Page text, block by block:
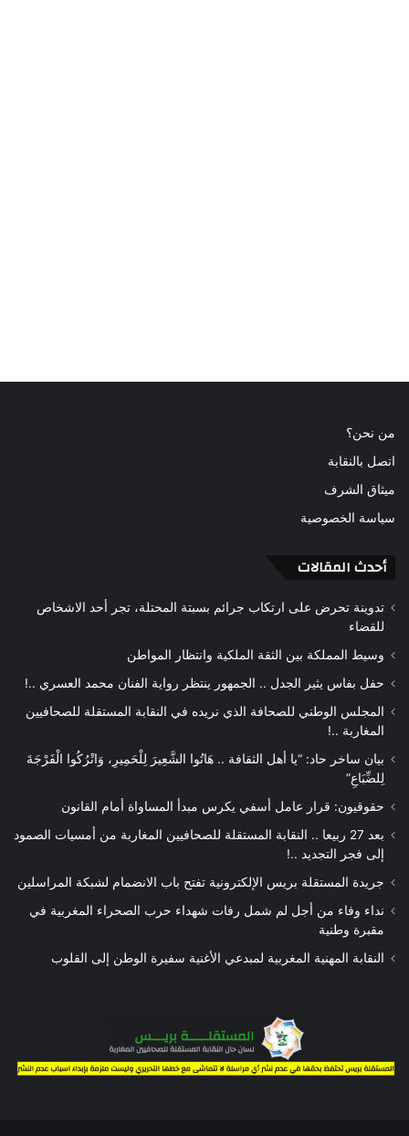
من نحن؟
اتصل بالنقابة
ميثاق الشرف
سياسة الخصوصية
أحدث المقالات
تدوينة تحرض على ارتكاب جرائم بسبتة المحتلة، تجر أحد الاشخاص
للقضاء
وسيط المملكة بين الثقة الملكية وانتظار المواطن
حفل بفاس يثير الجدل .. الجمهور ينتظر رواية الفنان محمد العسري ..!
المجلس الوطني للصحافة الذي نريده في النقابة المستقلة للصحافيين
المغاربة ..!
بيان ساخر حاد: “يا أهل الثقافة .. هَاتُوا الشَّعِيرَ لِلْحَمِيرِ، وَاتْرُكُوا الْفَرْجَةَ
لِلضِّبَاعِ”
حقوقيون: قرار عامل أسفي يكرس مبدأ المساواة أمام القانون
بعد 27 ربيعا .. النقابة المستقلة للصحافيين المغاربة من أمسيات الصمود
إلى فجر التجديد ..!
جريدة المستقلة بريس الإلكترونية تفتح باب الانضمام لشبكة المراسلين
نداء وفاء من أجل لم شمل رفات شهداء حرب الصحراء المغربية في
مقبرة وطنية
النقابة المهنية المغربية لمبدعي الأغنية سفيرة الوطن إلى القلوب